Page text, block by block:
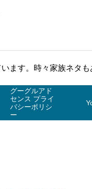
ます。時々家族ネタも
グーグルアド
センス プライ
バシーポリシ
ー